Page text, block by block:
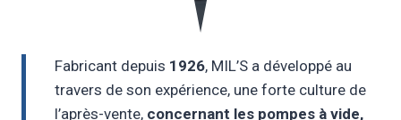
Fabricant depuis 1926, MIL’S a développé au
travers de son expérience, une forte culture de
l’après-vente, concernant les pompes à vide,